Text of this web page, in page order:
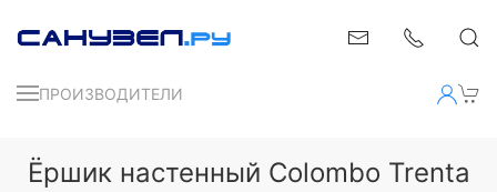
ПРОИЗВОДИТЕЛИ
Ёршик настенный Colombo Trenta